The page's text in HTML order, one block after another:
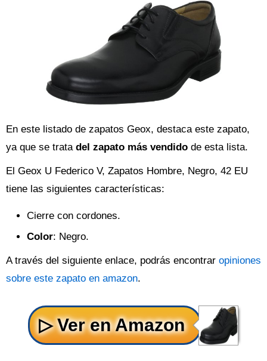
En este listado de zapatos Geox, destaca este zapato,
ya que se trata del zapato más vendido de esta lista.
El Geox U Federico V, Zapatos Hombre, Negro, 42 EU
tiene las siguientes características:
Cierre con cordones.
Color: Negro.
A través del siguiente enlace, podrás encontrar opiniones
sobre este zapato en amazon.